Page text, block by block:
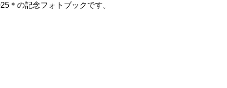
＊の記念フォトブックです。